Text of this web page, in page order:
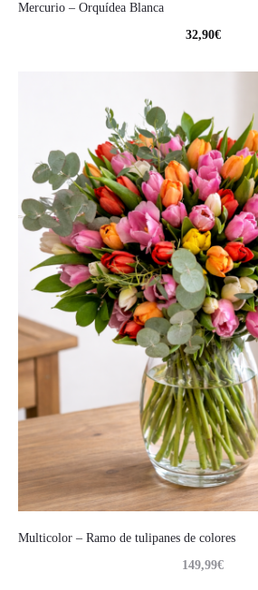
Mercurio – Orquídea Blanca
32,90€
Multicolor – Ramo de tulipanes de colores
149,99€